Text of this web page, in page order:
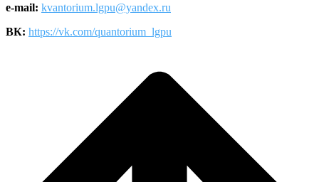
e-mail: kvantorium.lgpu@yandex.ru
ВК: https://vk.com/quantorium_lgpu